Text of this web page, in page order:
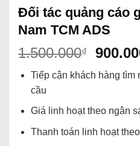
Đối tác quảng cáo
Nam TCM ADS
1.500.000₫
Tiếp cận khách hàng tìm
cầu
Giá linh hoạt theo ngân
Thanh toán linh hoạt